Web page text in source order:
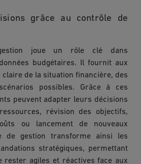
grâce au contrôle de
joue un rôle clé dans
budgétaires. Il fournit aux
de la situation financière, des
possibles. Grâce à ces
peuvent adapter leurs décisions
révision des objectifs,
ou lancement de nouveaux
de gestion transforme ainsi les
stratégiques, permettant
rester agiles et réactives face aux